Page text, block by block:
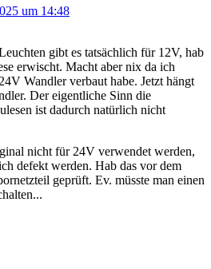
um 14:48
gibt es tatsächlich für 12V, hab
erwischt. Macht aber nix da ich
Wandler verbaut habe. Jetzt hängt
Der eigentliche Sinn die
ist dadurch natürlich nicht
nicht für 24V verwendet werden,
defekt werden. Hab das vor dem
geprüft. Ev. müsste man einen